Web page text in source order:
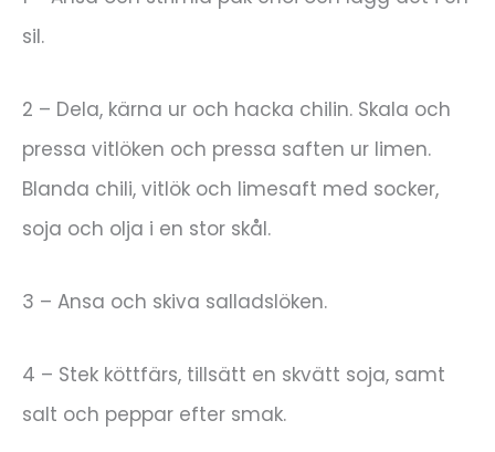
sil.
2 – Dela, kärna ur och hacka chilin. Skala och
pressa vitlöken och pressa saften ur limen.
Blanda chili, vitlök och limesaft med socker,
soja och olja i en stor skål.
3 – Ansa och skiva salladslöken.
4 – Stek köttfärs, tillsätt en skvätt soja, samt
salt och peppar efter smak.